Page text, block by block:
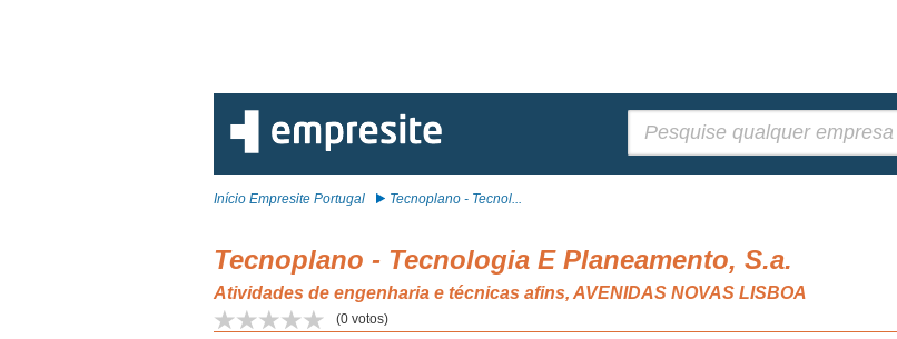
Início Empresite Portugal Tecnoplano - Tecnol...
Tecnoplano - Tecnologia E Planeamento, S.a.
Atividades de engenharia e técnicas afins, AVENIDAS NOVAS LISBOA
(0 votos)